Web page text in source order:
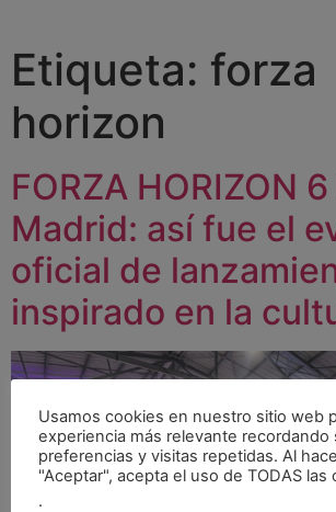
Etiqueta: forza
horizon
FORZA HORIZON
Madrid: así fue el
oficial de
inspirado en la
Usamos cookies en nuestro sitio web
experiencia más relevante recordando
preferencias y visitas repetidas. Al
"Aceptar", acepta el uso de TODAS las
.